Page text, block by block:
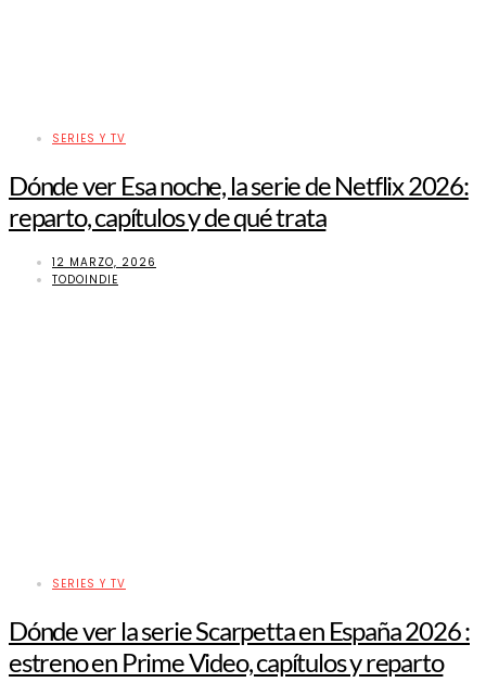
SERIES Y TV
Dónde ver Esa noche, la serie de Netflix 2026:
reparto, capítulos y de qué trata
12 MARZO, 2026
TODOINDIE
SERIES Y TV
Dónde ver la serie Scarpetta en España 2026 :
estreno en Prime Video, capítulos y reparto